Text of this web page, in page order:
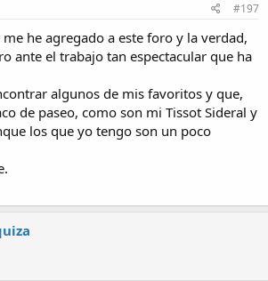
#197
he agregado a este foro y la verdad,
ante el trabajo tan espectacular que ha
algunos de mis favoritos y que,
de paseo, como son mi Tissot Sideral y
los que yo tengo son un poco